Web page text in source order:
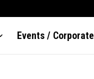
Events / Corporate